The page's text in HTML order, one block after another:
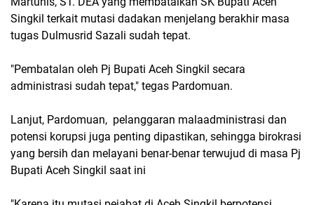
Singkil terkait mutasi dadakan menjelang berakhir masa
tugas Dulmusrid Sazali sudah tepat.
"Pembatalan oleh Pj Bupati Aceh Singkil secara
administrasi sudah tepat," tegas Pardomuan.
Lanjut, Pardomuan, pelanggaran malaadministrasi dan
potensi korupsi juga penting dipastikan, sehingga birokrasi
yang bersih dan melayani benar-benar terwujud di masa Pj
Bupati Aceh Singkil saat ini